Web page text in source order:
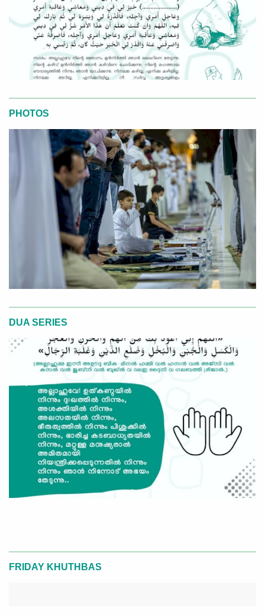
PHOTOS
DUA SERIES
FRIDAY KHUTHBAS